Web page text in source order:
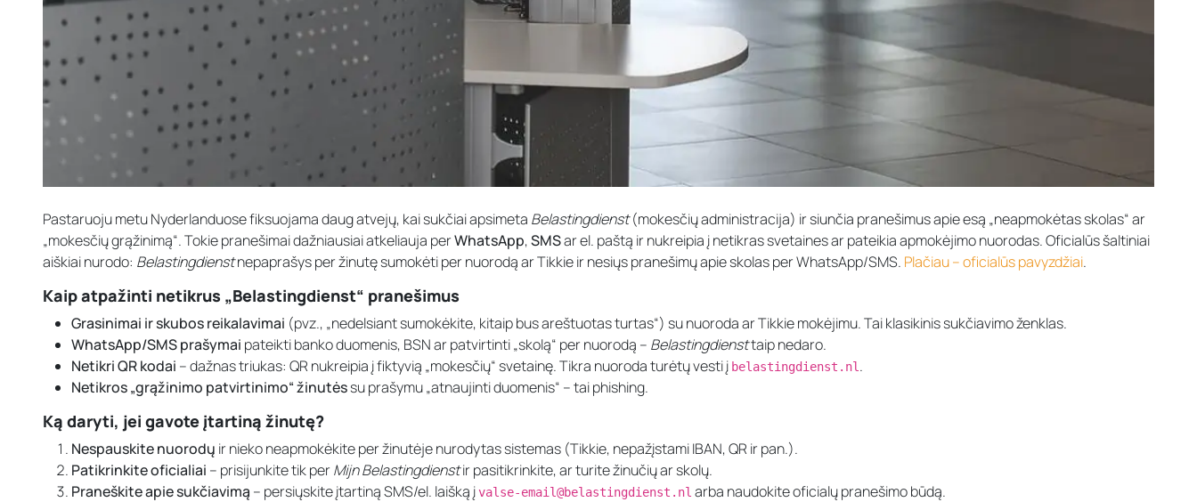
Pastaruoju metu Nyderlanduose fiksuojama daug atvejų, kai sukčiai apsimeta Belastingdienst(mokesčių administracija) ir siunčia pranešimus apie esą „neapmokėtas skolas“ ar
„mokesčių grąžinimą“. Tokie pranešimai dažniausiai atkeliauja perWhatsApp,SMSar el. paštą ir nukreipia į netikras svetaines ar pateikia apmokėjimo nuorodas. Oficialūs šaltiniai
aiškiai nurodo: Belastingdienstnepaprašys per žinutę sumokėti per nuorodą ar Tikkie ir nesiųs pranešimų apie skolas per WhatsApp/SMS. Plačiau – oficialūs pavyzdžiai.
Kaip atpažinti netikrus „Belastingdienst“ pranešimus
Grasinimai ir skubos reikalavimai (pvz., „nedelsiant sumokėkite, kitaip bus areštuotas turtas“) su nuoroda ar Tikkie mokėjimu. Tai klasikinis sukčiavimo ženklas.
WhatsApp/SMS prašymai pateikti banko duomenis, BSN ar patvirtinti „skolą“ per nuorodą – Belastingdiensttaip nedaro.
Netikri QR kodai – dažnas triukas: QR nukreipia į fiktyvią „mokesčių“ svetainę. Tikra nuoroda turėtų vesti į belastingdienst.nl .
Netikros „grąžinimo patvirtinimo“ žinutėssu prašymu „atnaujinti duomenis“ – tai phishing.
Ką daryti, jei gavote įtartiną žinutę?
Nespauskite nuorodų ir nieko neapmokėkite per žinutėje nurodytas sistemas (Tikkie, nepažįstami IBAN, QR ir pan.).
Patikrinkite oficialiai – prisijunkite tik perMijn Belastingdienstir pasitikrinkite, ar turite žinučių ar skolų.
Praneškite apie sukčiavimą – persiųskite įtartiną SMS/el. laišką įvalse-email@belastingdienst.nl arba naudokite oficialų pranešimo būdą.